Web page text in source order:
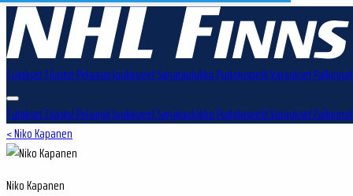
TuloksetTilastotPelaajatJoukkueetSarjataulukkoPudotuspelitVarauksetPalkinnot
TuloksetTilastotPelaajatJoukkueetSarjataulukkoPudotuspelitVarauksetPalkinnot
< Niko Kapanen
Niko Kapanen